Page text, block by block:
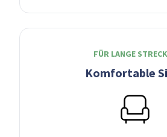
FÜR LANGE
Komfortable